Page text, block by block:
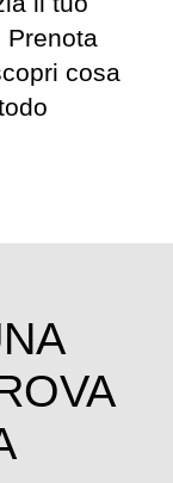
Prenota
cosa